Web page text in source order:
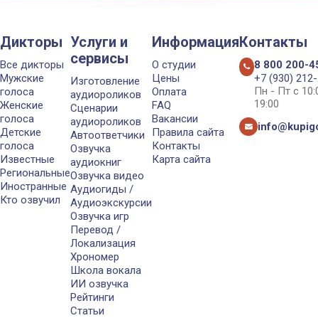
Дикторы
Все дикторы
Мужские
голоса
Женские
голоса
Детские
голоса
Известные
Региональные
Иностранные
Кто озвучил
Услуги и
сервисы
Изготовление
аудиороликов
Сценарии
аудиороликов
Автоответчики
Озвучка
аудиокниг
Озвучка видео
Аудиогиды /
Аудиоэкскурсии
Озвучка игр
Перевод /
Локализация
Хрономер
Школа вокала
ИИ озвучка
Рейтинги
Статьи
Информация
О студии
Цены
Оплата
FAQ
Вакансии
Правила сайта
Контакты
Карта сайта
Контакты
8 800 200-
+7 (930)
Пн - Пт с
19:00